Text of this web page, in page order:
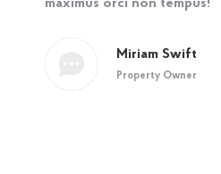
Miriam Swift
Property Owner
maximus orci non tempus!